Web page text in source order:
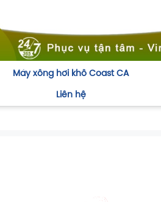
Máy xông hơi khô Coast CA
Liên hệ